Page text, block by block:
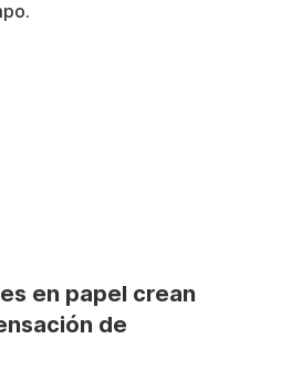
en papel crean
de